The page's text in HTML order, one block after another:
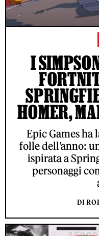
I
HOMER,
Epic Games ha
folle dell’anno:
ispirata a
personaggi
DI